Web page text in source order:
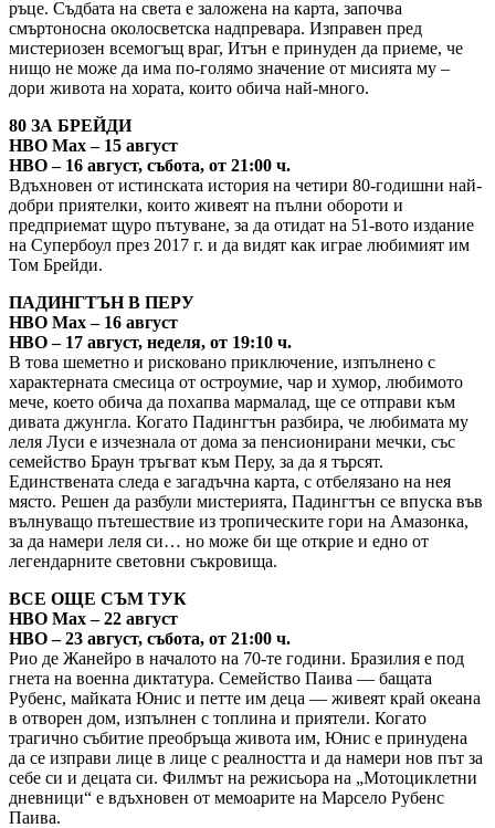
ръце. Съдбата на света е заложена на карта, започва
смъртоносна околосветска надпревара. Изправен пред
мистериозен всемогъщ враг, Итън е принуден да приеме, че
нищо не може да има по-голямо значение от мисията му –
дори живота на хората, които обича най-много.
80 ЗА БРЕЙДИ
HBO Max – 15 август
HBO – 16 август, събота, от 21:00 ч.
Вдъхновен от истинската история на четири 80-годишни най-
добри приятелки, които живеят на пълни обороти и
предприемат щуро пътуване, за да отидат на 51-вото издание
на Супербоул през 2017 г. и да видят как играе любимият им
Том Брейди.
ПАДИНГТЪН В ПЕРУ
HBO Max – 16 август
HBO – 17 август, неделя, от 19:10 ч.
В това шеметно и рисковано приключение, изпълнено с
характерната смесица от остроумие, чар и хумор, любимото
мече, което обича да похапва мармалад, ще се отправи към
дивата джунгла. Когато Падингтън разбира, че любимата му
леля Луси е изчезнала от дома за пенсионирани мечки, със
семейство Браун тръгват към Перу, за да я търсят.
Единствената следа е загадъчна карта, с отбелязано на нея
място. Решен да разбули мистерията, Падингтън се впуска във
вълнуващо пътешествие из тропическите гори на Амазонка,
за да намери леля си… но може би ще открие и едно от
легендарните световни съкровища.
ВСЕ ОЩЕ СЪМ ТУК
HBO Max – 22 август
HBO – 23 август, събота, от 21:00 ч.
Рио де Жанейро в началото на 70-те години. Бразилия е под
гнета на военна диктатура. Семейство Паива — бащата
Рубенс, майката Юнис и петте им деца — живеят край океана
в отворен дом, изпълнен с топлина и приятели. Когато
трагично събитие преобръща живота им, Юнис е принудена
да се изправи лице в лице с реалността и да намери нов път за
себе си и децата си. Филмът на режисьора на „Мотоциклетни
дневници“ е вдъхновен от мемоарите на Марсело Рубенс
Паива.